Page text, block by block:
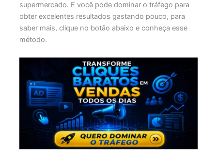
supermercado. E você pode dominar o tráfego para
obter excelentes resultados gastando pouco, para
saber mais, clique no botão abaixo e conheça esse
método.